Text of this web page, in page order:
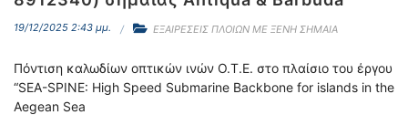
19/12/2025 2:43 μμ. ΕΞΑΙΡΕΣΕΙΣ ΠΛΟΙΩΝ ΜΕ ΞΕΝΗ ΣΗΜΑΙΑ
Πόντιση καλωδίων οπτικών ινών Ο.Τ.Ε. στο πλαίσιο του έργου
“SEA-SPINE: High Speed Submarine Backbone for islands in the
Aegean Sea